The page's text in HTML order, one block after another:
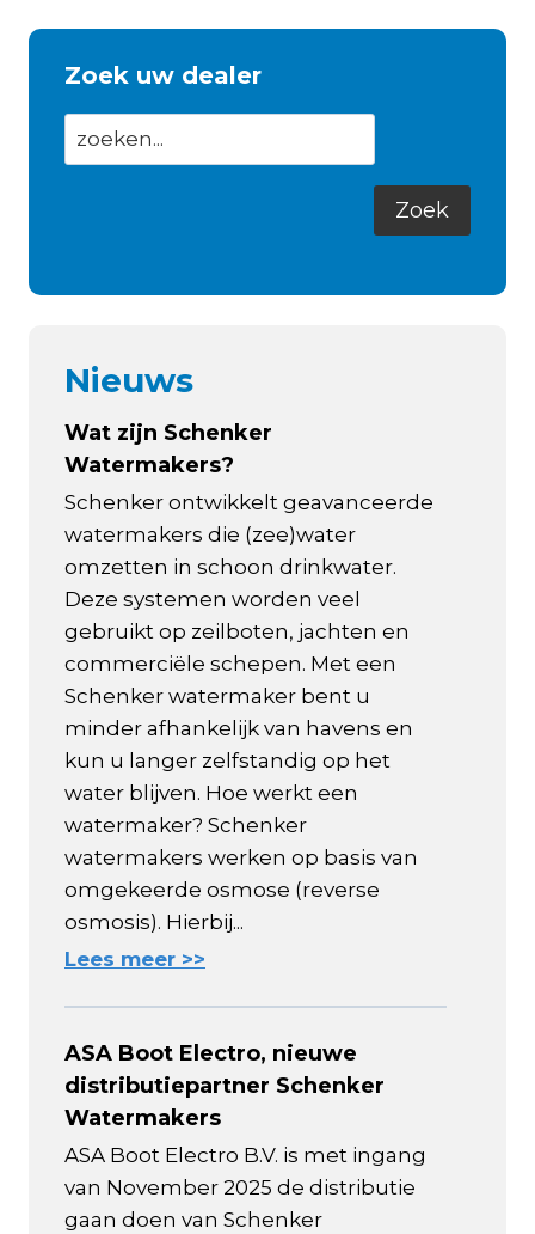
Zoek uw dealer
Nieuws
Wat zijn Schenker
Watermakers?
Schenker ontwikkelt geavanceerde
watermakers die (zee)water
omzetten in schoon drinkwater.
Deze systemen worden veel
gebruikt op zeilboten, jachten en
commerciële schepen. Met een
Schenker watermaker bent u
minder afhankelijk van havens en
kun u langer zelfstandig op het
water blijven. Hoe werkt een
watermaker? Schenker
watermakers werken op basis van
omgekeerde osmose (reverse
osmosis). Hierbij...
Lees meer >>
ASA Boot Electro, nieuwe
distributiepartner Schenker
Watermakers
ASA Boot Electro B.V. is met ingang
van November 2025 de distributie
gaan doen van Schenker